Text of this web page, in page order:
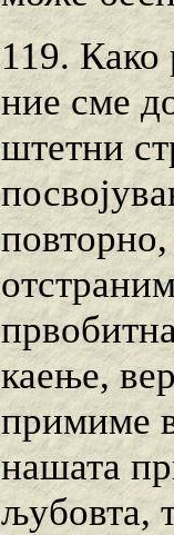
119. Како
ние сме
штетни
каење,
примиме
нашата
љубовта,